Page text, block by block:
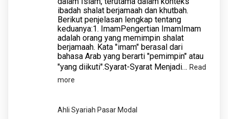
ibadah shalat berjamaah dan khutbah.
Berikut penjelasan lengkap tentang
keduanya:1. ImamPengertian ImamImam
adalah orang yang memimpin shalat
berjamaah. Kata "imam" berasal dari
bahasa Arab yang berarti "pemimpin" atau
"yang diikuti".Syarat-Syarat Menjadi… Read
more
Ahli Syariah Pasar Modal